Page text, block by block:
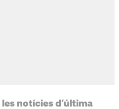
les notícies d’última